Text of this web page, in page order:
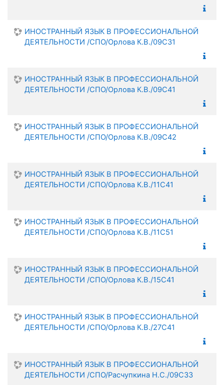
ИНОСТРАННЫЙ ЯЗЫК В ПРОФЕССИОНАЛЬНОЙ
ДЕЯТЕЛЬНОСТИ /СПО/Орлова К.В./09С31
ИНОСТРАННЫЙ ЯЗЫК В ПРОФЕССИОНАЛЬНОЙ
ДЕЯТЕЛЬНОСТИ /СПО/Орлова К.В./09С41
ИНОСТРАННЫЙ ЯЗЫК В ПРОФЕССИОНАЛЬНОЙ
ДЕЯТЕЛЬНОСТИ /СПО/Орлова К.В./09С42
ИНОСТРАННЫЙ ЯЗЫК В ПРОФЕССИОНАЛЬНОЙ
ДЕЯТЕЛЬНОСТИ /СПО/Орлова К.В./11С41
ИНОСТРАННЫЙ ЯЗЫК В ПРОФЕССИОНАЛЬНОЙ
ДЕЯТЕЛЬНОСТИ /СПО/Орлова К.В./11С51
ИНОСТРАННЫЙ ЯЗЫК В ПРОФЕССИОНАЛЬНОЙ
ДЕЯТЕЛЬНОСТИ /СПО/Орлова К.В./15С41
ИНОСТРАННЫЙ ЯЗЫК В ПРОФЕССИОНАЛЬНОЙ
ДЕЯТЕЛЬНОСТИ /СПО/Орлова К.В./27С41
ИНОСТРАННЫЙ ЯЗЫК В ПРОФЕССИОНАЛЬНОЙ
ДЕЯТЕЛЬНОСТИ /СПО/Расчупкина Н.С./09С33